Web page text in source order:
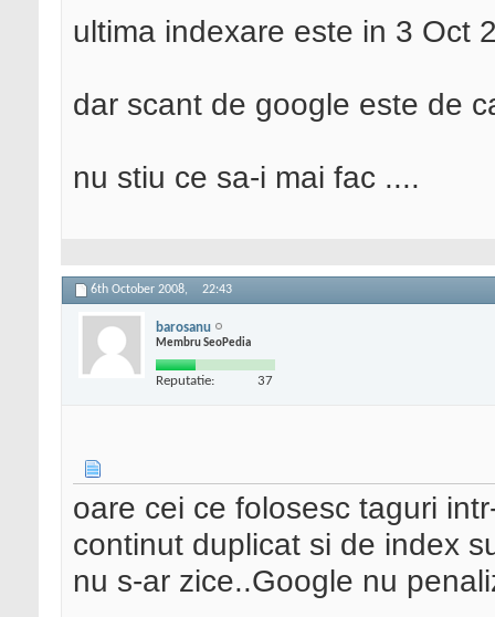
ultima indexare este in 3 Oct
dar scant de google este de
nu stiu ce sa-i mai fac ....
6th October 2008, 22:43
barosanu
Membru SeoPedia
Reputatie: 37
oare cei ce folosesc taguri
continut duplicat si de index
nu s-ar zice..Google nu